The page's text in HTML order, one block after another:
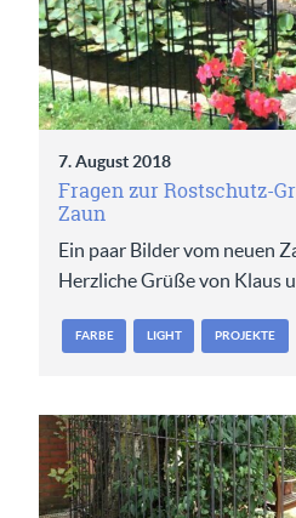
7. August 2018
Fragen zur Rostschutz-
Zaun
Ein paar Bilder vom neuen
Herzliche Grüße von Klaus
FARBE LIGHT PROJEKTE